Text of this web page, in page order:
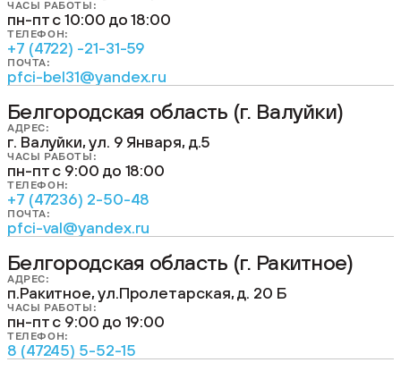
ЧАСЫ РАБОТЫ:
пн-пт c 10:00 до 18:00
ТЕЛЕФОН:
+7 (4722) -21-31-59
ПОЧТА:
pfci-bel31@yandex.ru
Белгородская область (г. Валуйки)
АДРЕС:
г. Валуйки, ул. 9 Января, д.5
ЧАСЫ РАБОТЫ:
пн-пт c 9:00 до 18:00
ТЕЛЕФОН:
+7 (47236) 2-50-48
ПОЧТА:
pfci-val@yandex.ru
Белгородская область (г. Ракитное)
АДРЕС:
п.Ракитное, ул.Пролетарская, д. 20 Б
ЧАСЫ РАБОТЫ:
пн-пт c 9:00 до 19:00
ТЕЛЕФОН:
8 (47245) 5-52-15